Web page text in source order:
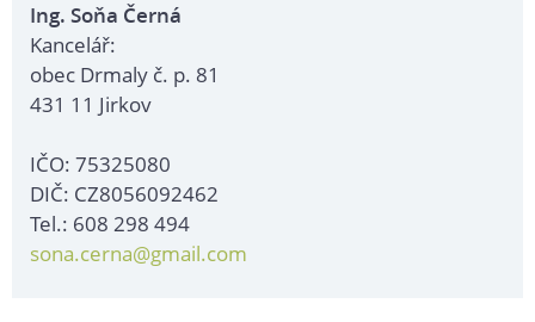
Ing. Soňa Černá
Kancelář:
obec Drmaly č. p. 81
431 11 Jirkov
IČO: 75325080
DIČ: CZ8056092462
Tel.: 608 298 494
sona.cerna@gmail.com